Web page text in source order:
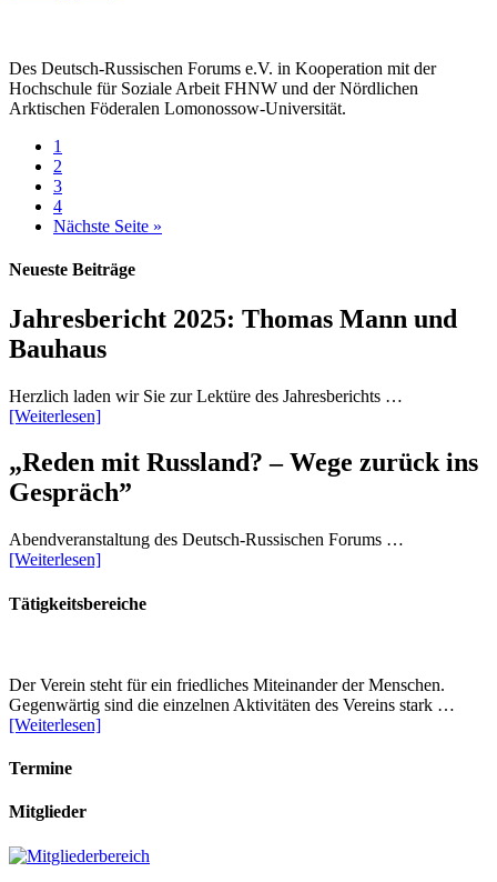
Des Deutsch-Russischen Forums e.V. in Kooperation mit der
Hochschule für Soziale Arbeit FHNW und der Nördlichen
Arktischen Föderalen Lomonossow-Universität.
1
2
3
4
Nächste Seite »
Neueste Beiträge
Jahresbericht 2025: Thomas Mann und
Bauhaus
Herzlich laden wir Sie zur Lektüre des Jahresberichts …
[Weiterlesen]
„Reden mit Russland? – Wege zurück ins
Gespräch”
Abendveranstaltung des Deutsch-Russischen Forums …
[Weiterlesen]
Tätigkeitsbereiche
Der Verein steht für ein friedliches Miteinander der Menschen.
Gegenwärtig sind die einzelnen Aktivitäten des Vereins stark …
[Weiterlesen]
Termine
Mitglieder